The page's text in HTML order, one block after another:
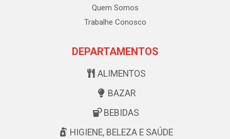
Quem Somos
Trabalhe Conosco
DEPARTAMENTOS
ALIMENTOS
BAZAR
BEBIDAS
HIGIENE, BELEZA E SAÚDE